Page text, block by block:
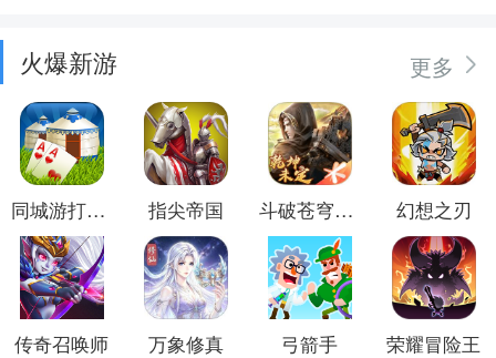
火爆新游 更多
同城游打大尖 指尖帝国 斗破苍穹：异火重燃 幻想之刃
传奇召唤师 万象修真 弓箭手 荣耀冒险王